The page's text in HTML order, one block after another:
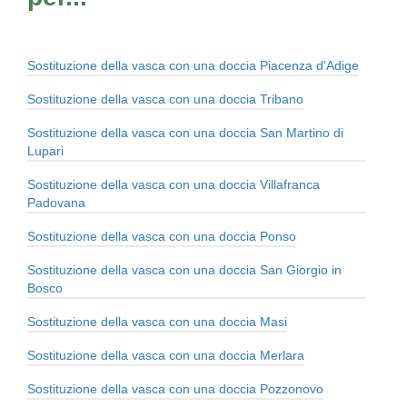
Sostituzione della vasca con una doccia Piacenza d'Adige
Sostituzione della vasca con una doccia Tribano
Sostituzione della vasca con una doccia San Martino di
Lupari
Sostituzione della vasca con una doccia Villafranca
Padovana
Sostituzione della vasca con una doccia Ponso
Sostituzione della vasca con una doccia San Giorgio in
Bosco
Sostituzione della vasca con una doccia Masi
Sostituzione della vasca con una doccia Merlara
Sostituzione della vasca con una doccia Pozzonovo